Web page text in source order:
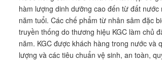
hàm lượng dinh dưỡng cao đến từ đất
năm tuổi. Các chế phẩm từ nhân sâm đặc
truyền thống do thương hiệu KGC làm chủ
năm. KGC được khách hàng trong nước và
lượng và các tiêu chuẩn vệ sinh, an toàn,